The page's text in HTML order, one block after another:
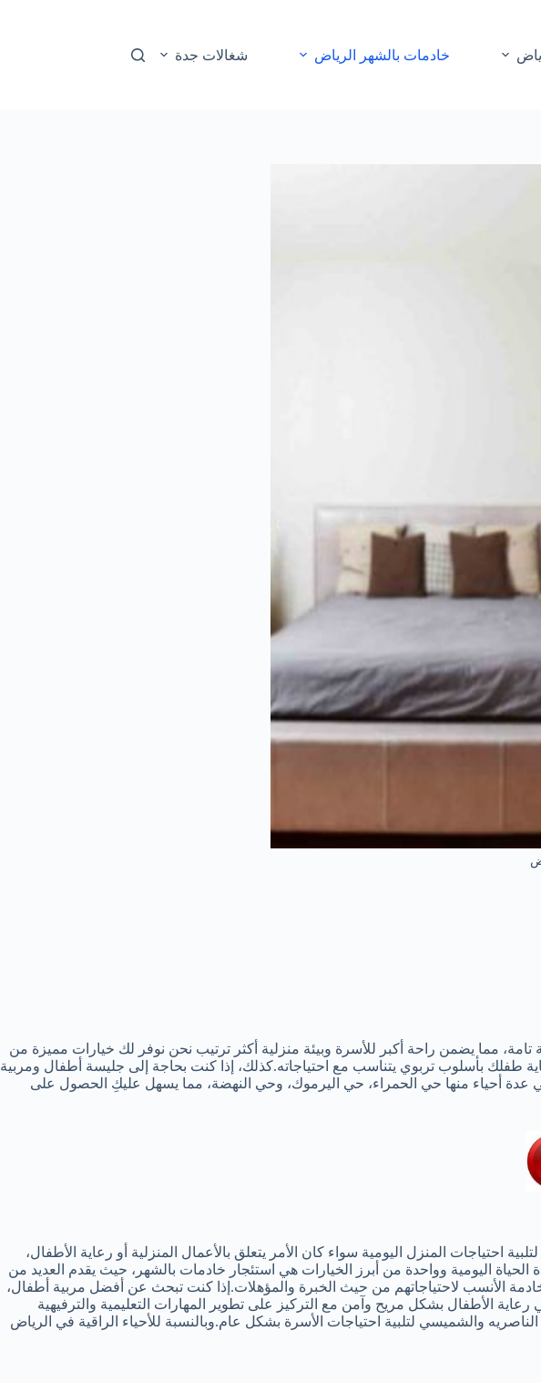
خادمات بالشهر الرياض شغالات جدة
تامة، مما يضمن راحة أكبر للأسرة وبيئة منزلية أكثر ترتيب نحن نوفر لك خيارات مميزة من
طفلك بأسلوب تربوي يتناسب مع احتياجاته.كذلك، إذا كنت بحاجة إلى جليسة أطفال ومربية
عدة أحياء منها حي الحمراء، حي اليرموك، وحي النهضة، مما يسهل عليكِ الحصول على
احتياجات المنزل اليومية سواء كان الأمر يتعلق بالأعمال المنزلية أو رعاية الأطفال،
اليومية وواحدة من أبرز الخيارات هي استئجار خادمات بالشهر، حيث يقدم العديد من
الأنسب لاحتياجاتهم من حيث الخبرة والمؤهلات.إذا كنت تبحث عن أفضل مربية أطفال،
الأطفال بشكل مريح وآمن مع التركيز على تطوير المهارات التعليمية والترفيهية
والشميسي لتلبية احتياجات الأسرة بشكل عام.وبالنسبة للأحياء الراقية في الرياض